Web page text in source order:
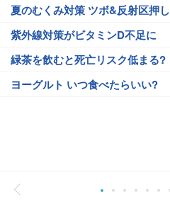
夏のむくみ対策 ツボ&反射区押し
紫外線対策がビタミンD不足に
緑茶を飲むと死亡リスク低まる?
ヨーグルト いつ食べたらいい?